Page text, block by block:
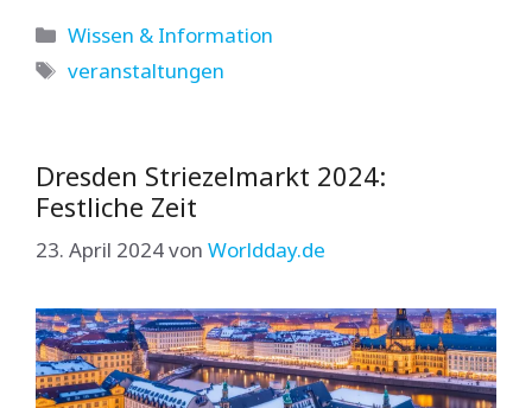
Kategorien
Wissen & Information
Schlagwörter
veranstaltungen
Dresden Striezelmarkt 2024:
Festliche Zeit
23. April 2024von Worldday.de